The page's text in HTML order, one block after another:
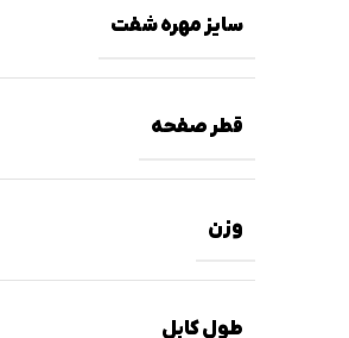
سایز مهره شفت
قطر صفحه
وزن
طول کابل